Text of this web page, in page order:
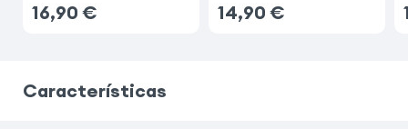
16,90 € 14,90 €
Características